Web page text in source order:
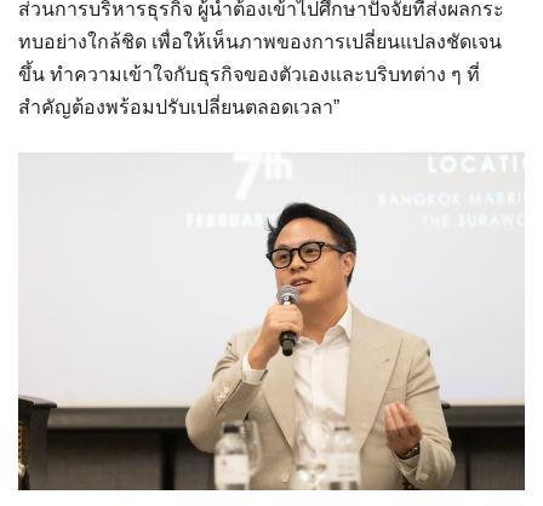
ส่วนการบริหารธุรกิจ ผู้นำต้องเข้าไปศึกษาปัจจัยที่ส่งผลกระ
ทบอย่างใกล้ชิด เพื่อให้เห็นภาพของการเปลี่ยนแปลงชัดเจน
ขึ้น ทำความเข้าใจกับธุรกิจของตัวเองและบริบทต่าง ๆ ที่
สำคัญต้องพร้อมปรับเปลี่ยนตลอดเวลา”